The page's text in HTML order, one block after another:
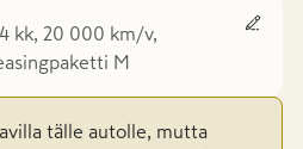
kk, 20 000 km/v,
M
tälle autolle, mutta